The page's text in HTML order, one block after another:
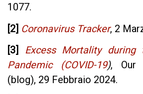
1077.
[2] Coronavirus Tracker, 2
[3]
Excess Mortality during
Pandemic (COVID-19),
(blog), 29 Febbraio 2024.